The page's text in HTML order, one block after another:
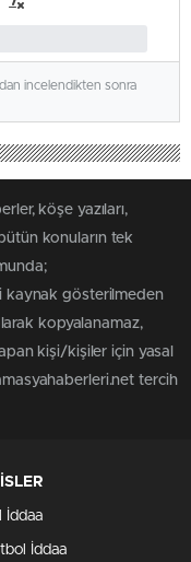
incelendikten sonra
köşe yazıları,
konuların tek
kaynak gösterilmeden
kopyalanamaz,
kişi/kişiler için yasal
tercih
İddaa
İddaa